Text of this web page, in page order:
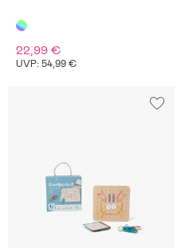
22,99 €
UVP: 54,99 €